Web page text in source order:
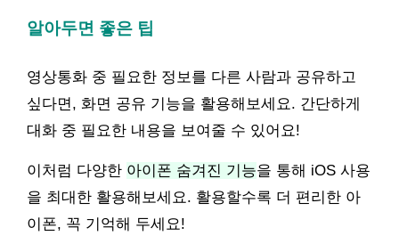
알아두면 좋은 팁
영상통화 중 필요한 정보를 다른 사람과 공유하고
싶다면, 화면 공유 기능을 활용해보세요. 간단하게
대화 중 필요한 내용을 보여줄 수 있어요!
이처럼 다양한 아이폰 숨겨진 기능을 통해 iOS 사용
을 최대한 활용해보세요. 활용할수록 더 편리한 아
이폰, 꼭 기억해 두세요!